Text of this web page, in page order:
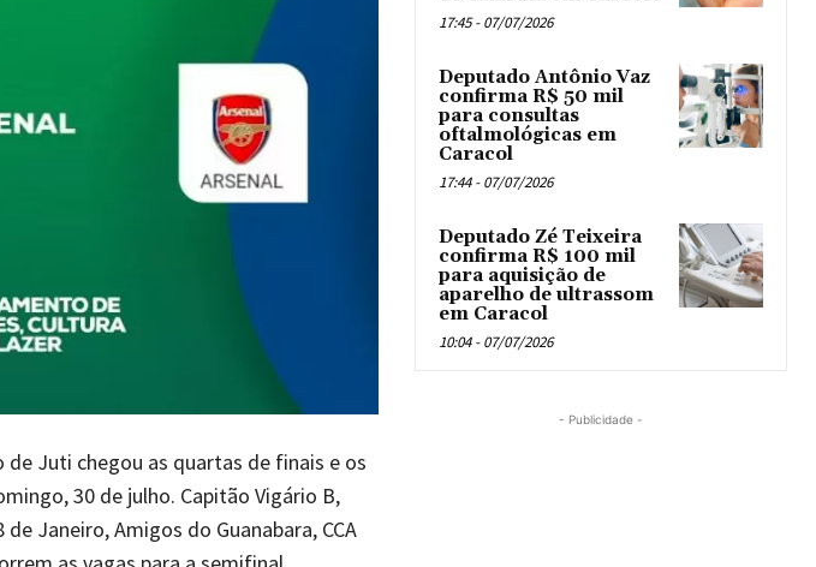
Juti chegou as quartas de finais e os
30 de julho. Capitão Vigário B,
Janeiro, Amigos do Guanabara, CCA
17:45 - 07/07/2026
Deputado Antônio Vaz
confirma R$ 50 mil
para consultas
oftalmológicas em
Caracol
17:44 - 07/07/2026
Deputado Zé Teixeira
confirma R$ 100 mil
para aquisição de
aparelho de ultrassom
em Caracol
10:04 - 07/07/2026
- Publicidade -